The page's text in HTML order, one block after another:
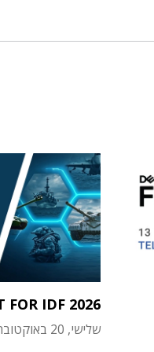
FOR IDF 2026
שלישי, 20 באוקטובר 2026